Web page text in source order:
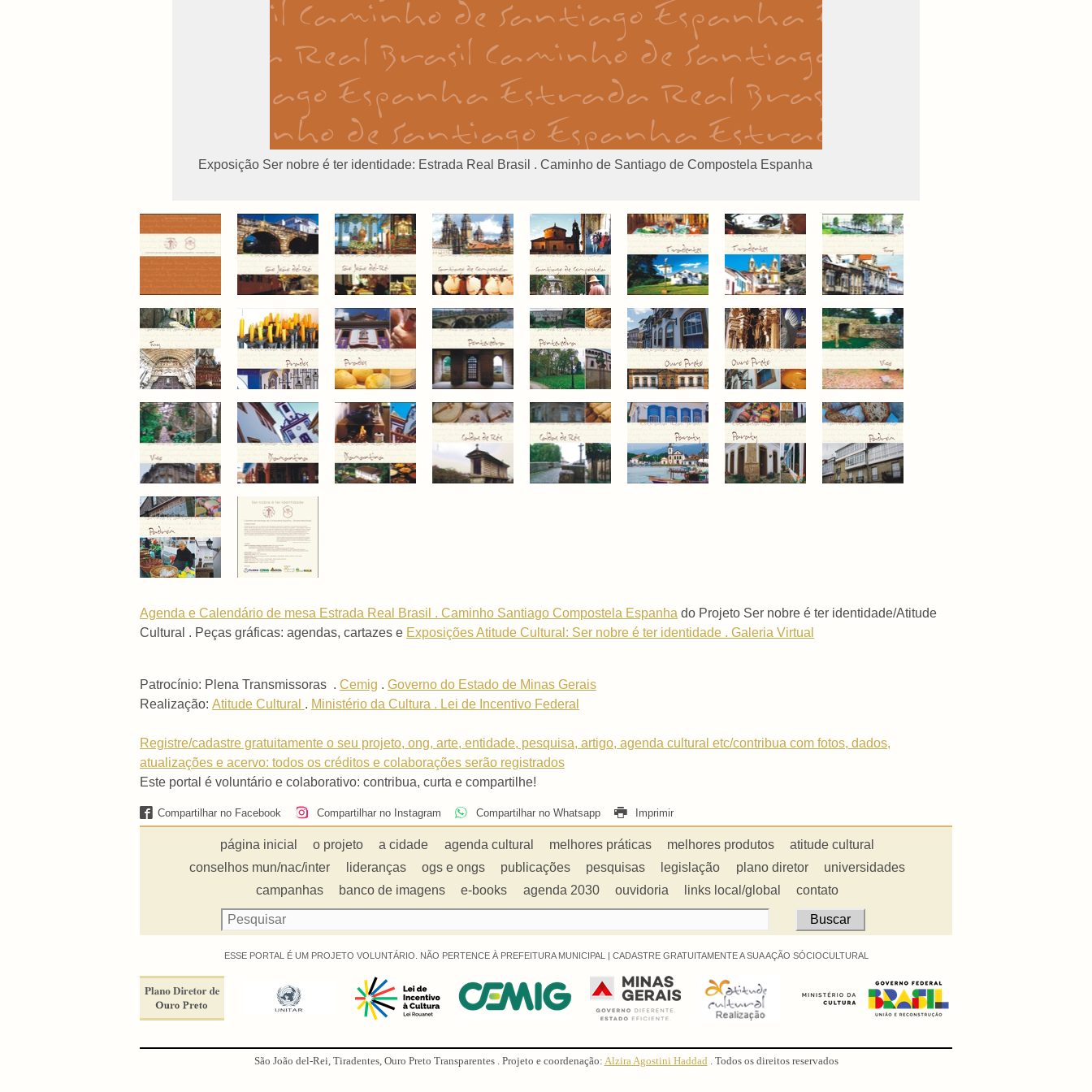
Exposição Ser nobre é ter identidade: Estrada Real Brasil . Caminho de Santiago de Compostela Espanha
Agenda e Calendário de mesa Estrada Real Brasil . Caminho Santiago Compostela Espanha do Projeto Ser nobre é ter identidade/Atitude
Cultural . Peças gráficas: agendas, cartazes e Exposições Atitude Cultural: Ser nobre é ter identidade . Galeria Virtual
Patrocínio: Plena Transmissoras . Cemig . Governo do Estado de Minas Gerais
Realização: Atitude Cultural . Ministério da Cultura . Lei de Incentivo Federal
Registre/cadastre gratuitamente o seu projeto, ong, arte, entidade, pesquisa, artigo, agenda cultural etc/contribua com fotos, dados,
atualizações e acervo: todos os créditos e colaborações serão registrados
Este portal é voluntário e colaborativo: contribua, curta e compartilhe!
Compartilhar no Facebook Compartilhar no Instagram Compartilhar no Whatsapp Imprimir
página inicial o projeto a cidade agenda cultural melhores práticas melhores produtos
atitude cultural
conselhos mun/nac/inter
lideranças ogs e ongs publicações pesquisas legislação plano diretor
universidades
campanhas
banco de imagens e-books agenda 2030 ouvidoria links local/global contato
ESSE PORTAL É UM PROJETO VOLUNTÁRIO. NÃO PERTENCE À PREFEITURA MUNICIPAL | CADASTRE GRATUITAMENTE A SUA AÇÃO SÓCIOCULTURAL
São João del-Rei, Tiradentes, Ouro Preto Transparentes . Projeto e coordenação: Alzira Agostini Haddad . Todos os direitos reservados